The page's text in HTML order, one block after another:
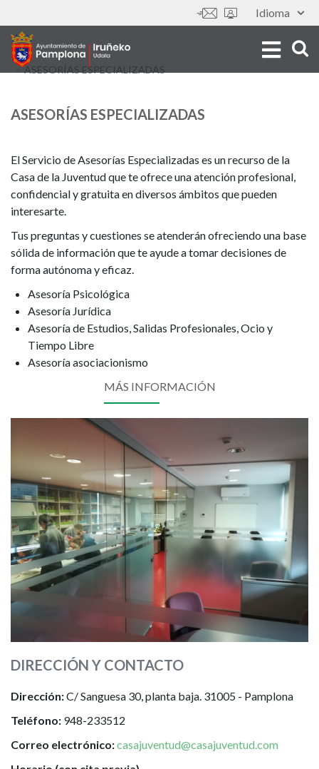
to
main
content
Idioma
Tools
ASESORÍAS ESPECIALIZADAS
ASESORÍAS ESPECIALIZADAS
El Servicio de Asesorías Especializadas es un recurso de la
Casa de la Juventud que te ofrece una atención profesional,
confidencial y gratuita en diversos ámbitos que pueden
interesarte.
Tus preguntas y cuestiones se atenderán ofreciendo una base
sólida de información que te ayude a tomar decisiones de
forma autónoma y eficaz.
Asesoría Psicológica
Asesoría Jurídica
Asesoría de Estudios, Salidas Profesionales, Ocio y
Tiempo Libre
Asesoría asociacionismo
MÁS INFORMACIÓN
DIRECCIÓN Y CONTACTO
Dirección:C/ Sanguesa 30, planta baja. 31005 - Pamplona
Teléfono: 948-233512
Correo electrónico:casajuventud@casajuventud.com